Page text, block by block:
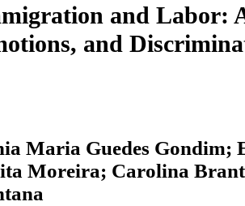
and Labor:
and
Maria Guedes Gondim;
Moreira; Carolina